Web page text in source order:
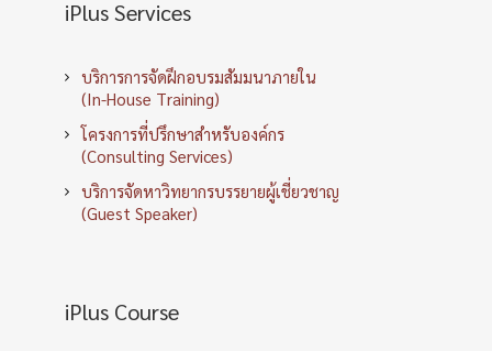
iPlus Services
บริการการจัดฝึกอบรมสัมมนาภายใน
(In-House Training)
โครงการที่ปรึกษาสำหรับองค์กร
(Consulting Services)
บริการจัดหาวิทยากรบรรยายผู้เชี่ยวชาญ
(Guest Speaker)
iPlus Course